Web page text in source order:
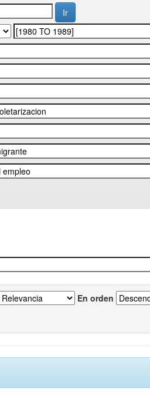
En orden